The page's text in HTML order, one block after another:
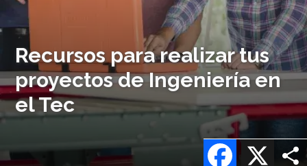
Recursos para realizar tus
proyectos de Ingeniería en
el Tec
X
Facebook